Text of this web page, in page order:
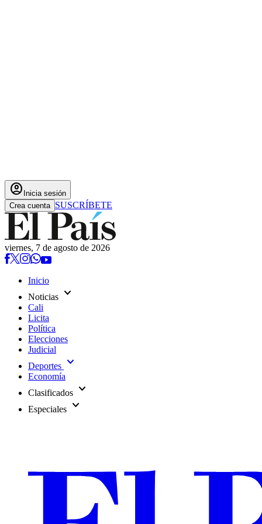
account_circle Inicia sesión
Crea cuenta SUSCRÍBETE
viernes, 7 de agosto de 2026
Inicio
Noticias expand_more
Cali
Licita
Política
Elecciones
Judicial
Deportes expand_more
Economía
Clasificados expand_more
Especiales expand_more